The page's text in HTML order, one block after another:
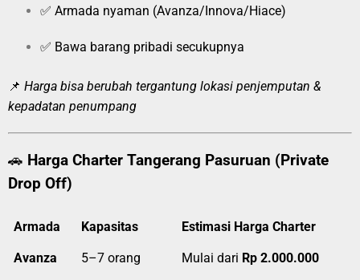
✅ Armada nyaman (Avanza/Innova/Hiace)
✅ Bawa barang pribadi secukupnya
📌 Harga bisa berubah tergantung lokasi penjemputan &
kepadatan penumpang
🚗 Harga Charter Tangerang Pasuruan (Private
Drop Off)
Armada Kapasitas Estimasi Harga Charter
Avanza 5–7 orang Mulai dari Rp 2.000.000